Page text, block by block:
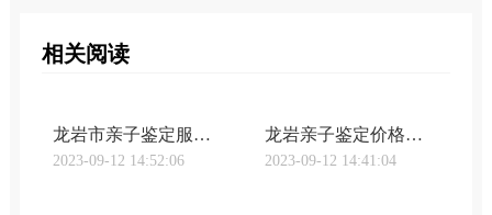
相关阅读
龙岩市亲子鉴定服务有哪些（福建省亲子鉴定流程详解）
2023-09-12 14:52:06
龙岩亲子鉴定价格有多少（亲子鉴定流程及费用详解）
2023-09-12 14:41:04